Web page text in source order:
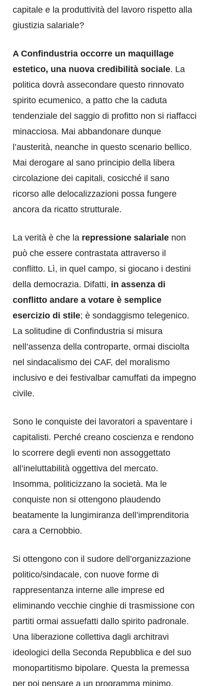
capitale e la produttività del lavoro rispetto alla
giustizia salariale?
A Confindustria occorre un maquillage
estetico, una nuova credibilità sociale. La
politica dovrà assecondare questo rinnovato
spirito ecumenico, a patto che la caduta
tendenziale del saggio di profitto non si riaffacci
minacciosa. Mai abbandonare dunque
l’austerità, neanche in questo scenario bellico.
Mai derogare al sano principio della libera
circolazione dei capitali, cosicché il sano
ricorso alle delocalizzazioni possa fungere
ancora da ricatto strutturale.
La verità è che la repressione salariale non
può che essere contrastata attraverso il
conflitto. Lì, in quel campo, si giocano i destini
della democrazia. Difatti, in assenza di
conflitto andare a votare è semplice
esercizio di stile; è sondaggismo telegenico.
La solitudine di Confindustria si misura
nell’assenza della controparte, ormai disciolta
nel sindacalismo dei CAF, del moralismo
inclusivo e dei festivalbar camuffati da impegno
civile.
Sono le conquiste dei lavoratori a spaventare i
capitalisti. Perché creano coscienza e rendono
lo scorrere degli eventi non assoggettato
all’ineluttabilità oggettiva del mercato.
Insomma, politicizzano la società. Ma le
conquiste non si ottengono plaudendo
beatamente la lungimiranza dell’imprenditoria
cara a Cernobbio.
Si ottengono con il sudore dell’organizzazione
politico/sindacale, con nuove forme di
rappresentanza interne alle imprese ed
eliminando vecchie cinghie di trasmissione con
partiti ormai assuefatti dallo spirito padronale.
Una liberazione collettiva dagli architravi
ideologici della Seconda Repubblica e del suo
monopartitismo bipolare. Questa la premessa
per poi pensare a un programma minimo.